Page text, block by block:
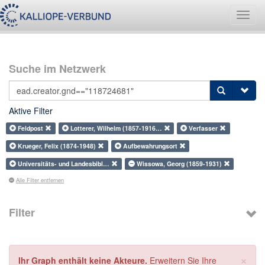
Suche im Netzwerk
Aktive Filter
Feldpost Lotterer, Wilhelm (1857-1916…
Verfasser
Krueger, Felix (1874-1948)
Aufbewahrungsort
Universitäts- und Landesbibl…
Wissowa, Georg (1859-1931)
Alle Filter entfernen
Filter
×
Ihr Graph enthält keine Akteure. Erweitern Sie Ihre